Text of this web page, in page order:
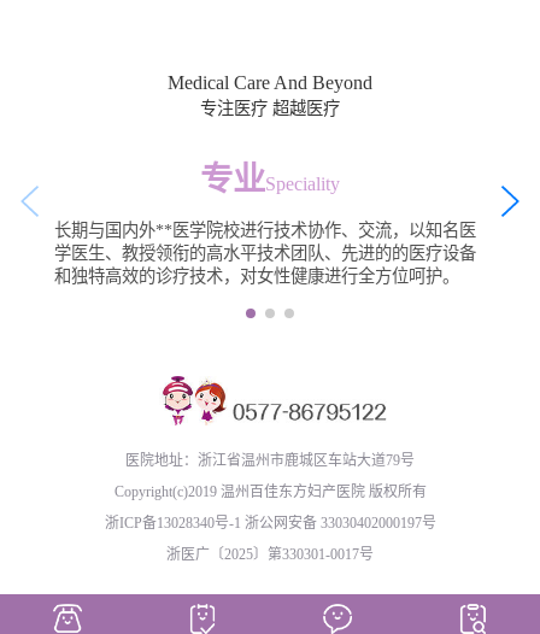
Medical Care And Beyond
专注医疗 超越医疗
专业Speciality
长期与国内外**医学院校进行技术协作、交流，以知名医
学医生、教授领衔的高水平技术团队、先进的的医疗设备
和独特高效的诊疗技术，对女性健康进行全方位呵护。
医院地址：浙江省温州市鹿城区车站大道79号
Copyright(c)2019 温州百佳东方妇产医院 版权所有
浙ICP备13028340号-1 浙公网安备 33030402000197号
浙医广〔2025〕第330301-0017号